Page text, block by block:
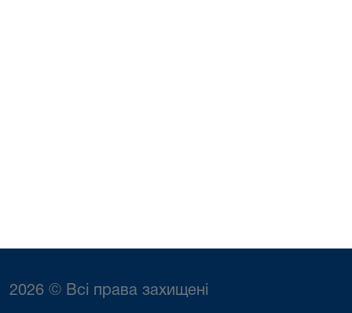
2026 © Всі права захищені